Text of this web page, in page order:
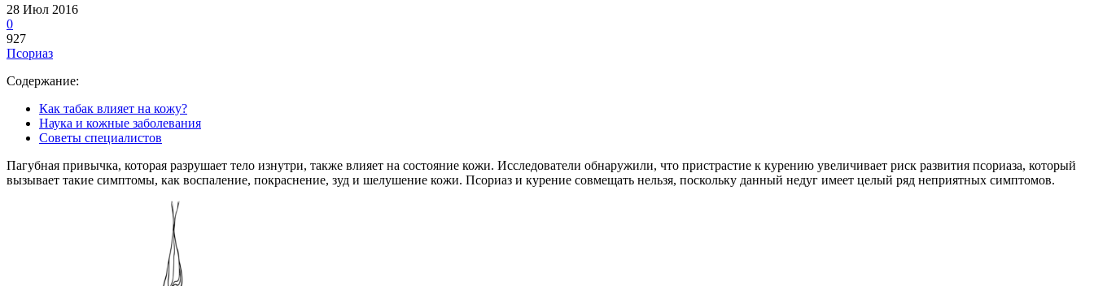
28 Июл 2016
0
927
Псориаз
Содержание:
Как табак влияет на кожу?
Наука и кожные заболевания
Советы специалистов
Пагубная привычка, которая разрушает тело изнутри, также влияет на состояние кожи. Исследователи обнаружили, что пристрастие к курению увеличивает риск развития псориаза, который
вызывает такие симптомы, как воспаление, покраснение, зуд и шелушение кожи. Псориаз и курение совмещать нельзя, поскольку данный недуг имеет целый ряд неприятных симптомов.